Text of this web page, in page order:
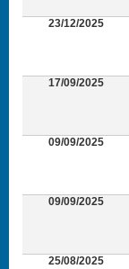
23/12/2025
17/09/2025
09/09/2025
09/09/2025
25/08/2025